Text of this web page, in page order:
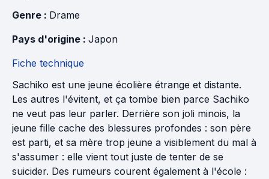
Genre : Drame
Pays d'origine : Japon
Fiche technique
Sachiko est une jeune écolière étrange et distante.
Les autres l'évitent, et ça tombe bien parce Sachiko
ne veut pas leur parler. Derrière son joli minois, la
jeune fille cache des blessures profondes : son père
est parti, et sa mère trop jeune a visiblement du mal à
s'assumer : elle vient tout juste de tenter de se
suicider. Des rumeurs courent également à l'école :